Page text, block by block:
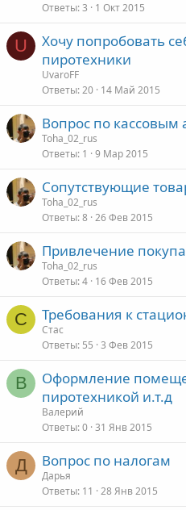
Ответы 3 1 Окт 2015
U
Хочу попробовать
пиротехники
UvaroFF
Ответы 20 14 Май 2015
Вопрос по кассовым
Toha_02_rus
Ответы 1 9 Мар 2015
Сопутствующие
Toha_02_rus
Ответы 8 26 Фев 2015
Привлечение
Toha_02_rus
Ответы 4 16 Фев 2015
С Требования к
Стас
Ответы 55 3 Фев 2015
В
Оформление
пиротехникой и.т.д
Валерий
Ответы 0 31 Янв 2015
Д Вопрос по налогам
Дарья
Ответы 11 28 Янв 2015